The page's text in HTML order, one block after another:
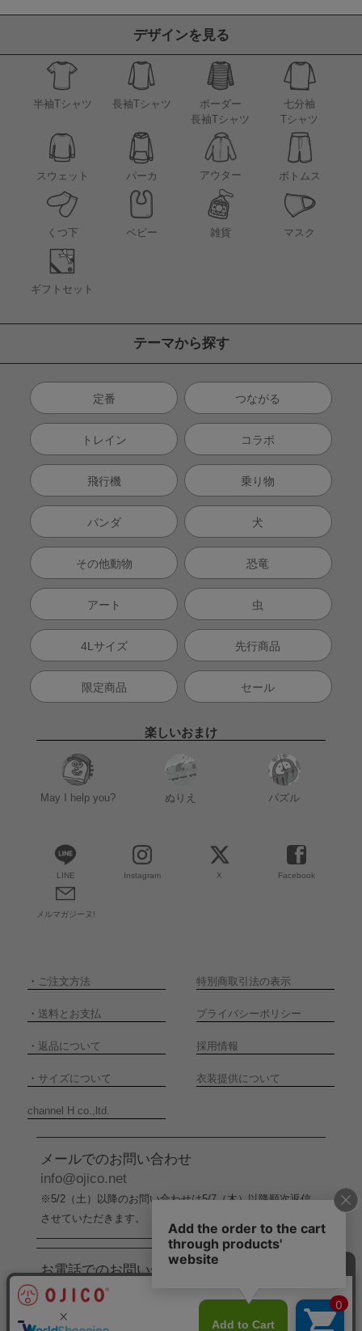
デザインを見る
半袖Tシャツ 長袖Tシャツ
ボーダー
長袖Tシャツ
七分袖
Tシャツ
スウェット パーカ アウター ボトムス
くつ下 ベビー 雑貨 マスク
ギフトセット
テーマから探す
定番 つながる
トレイン コラボ
飛行機 乗り物
パンダ 犬
その他動物 恐竜
アート 虫
4Lサイズ 先行商品
限定商品 セール
楽しいおまけ
May I help you? ぬりえ パズル
LINE Instagram X Facebook
メルマガジーヌ!
・ ご注文方法 特別商取引法の表示
・ 送料とお支払 プライバシーポリシー
・ 返品について 採用情報
・ サイズについて 衣装提供について
channel H co.,ltd.
メールでのお問い合わせ
info@ojico.net
※5/2（土）以降のお問い合わせは5/7（木）以降順次返信
させていただきます。
お電話でのお問い合わせ
076-246-5050
※5/2（土）から5/6（水）までの間はお電話でのお問い合